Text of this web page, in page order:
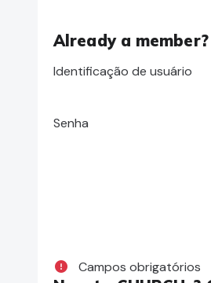
Already a
Identificação de usuário
Senha
Campos obrigatórios